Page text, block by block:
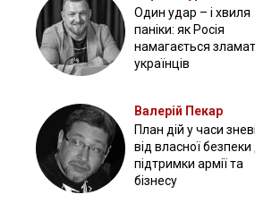
Один удар – і хвиля
паніки: як Росія
намагається
українців
Валерій Пекар
План дій у часи
від власної безпеки
підтримки армії та
бізнесу